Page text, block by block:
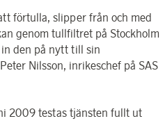
förtulla, slipper från och med
genom tullfiltret på Stockholm
den på nytt till sin
Nilsson, inrikeschef på SAS
2009 testas tjänsten fullt ut